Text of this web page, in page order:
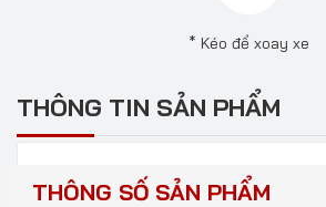
* Kéo để xoay xe
THÔNG TIN SẢN PHẨM
THÔNG SỐ SẢN PHẨM